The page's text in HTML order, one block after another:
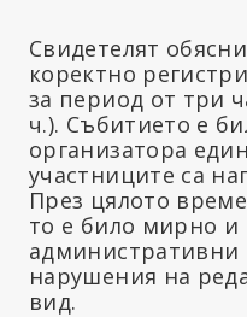
Свидетелят
коректно
за период от три
ч.). Събитието е
организатора
участниците са
През цялото
то е било мирно и
нарушения на
вид.